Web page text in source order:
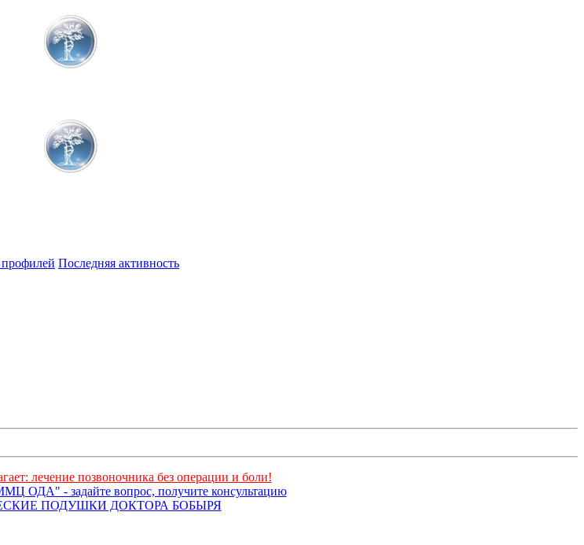
Последняя активность
лечение позвоночника без операции и боли!
ОДА" - задайте вопрос, получите консультацию
ПОДУШКИ ДОКТОРА БОБЫРЯ